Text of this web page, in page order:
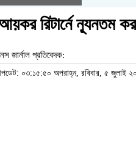
রিটার্নে ন্যূনতম
জার্নাল প্রতিবেদক:
০৩:১৫:৫০ অপরাহ্ন, রবিবার, ৫ জুলাই